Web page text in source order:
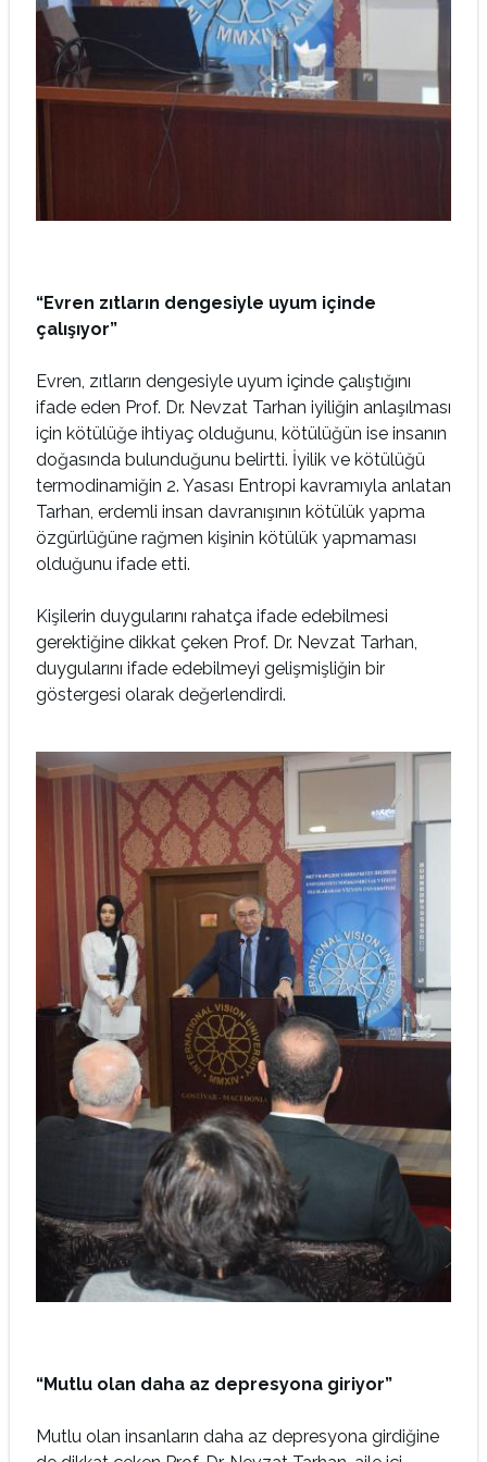
“Evren zıtların dengesiyle uyum içinde
çalışıyor”
Evren, zıtların dengesiyle uyum içinde çalıştığını
ifade eden Prof. Dr. Nevzat Tarhan iyiliğin anlaşılması
için kötülüğe ihtiyaç olduğunu, kötülüğün ise insanın
doğasında bulunduğunu belirtti. İyilik ve kötülüğü
termodinamiğin 2. Yasası Entropi kavramıyla anlatan
Tarhan, erdemli insan davranışının kötülük yapma
özgürlüğüne rağmen kişinin kötülük yapmaması
olduğunu ifade etti.
Kişilerin duygularını rahatça ifade edebilmesi
gerektiğine dikkat çeken Prof. Dr. Nevzat Tarhan,
duygularını ifade edebilmeyi gelişmişliğin bir
göstergesi olarak değerlendirdi.
“Mutlu olan daha az depresyona giriyor”
Mutlu olan insanların daha az depresyona girdiğine